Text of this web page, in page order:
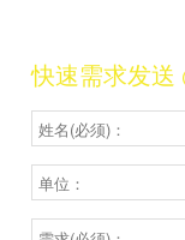
快速需求发送